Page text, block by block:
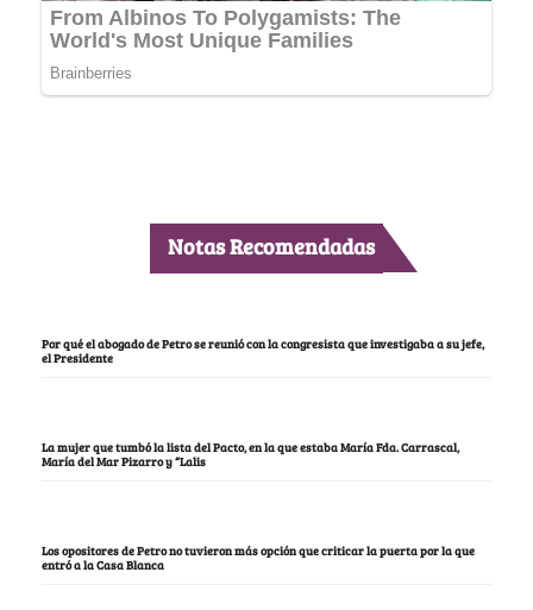
Notas Recomendadas
Por qué el abogado de Petro se reunió con la congresista que investigaba a su jefe,
el Presidente
La mujer que tumbó la lista del Pacto, en la que estaba María Fda. Carrascal,
María del Mar Pizarro y “Lalis
Los opositores de Petro no tuvieron más opción que criticar la puerta por la que
entró a la Casa Blanca